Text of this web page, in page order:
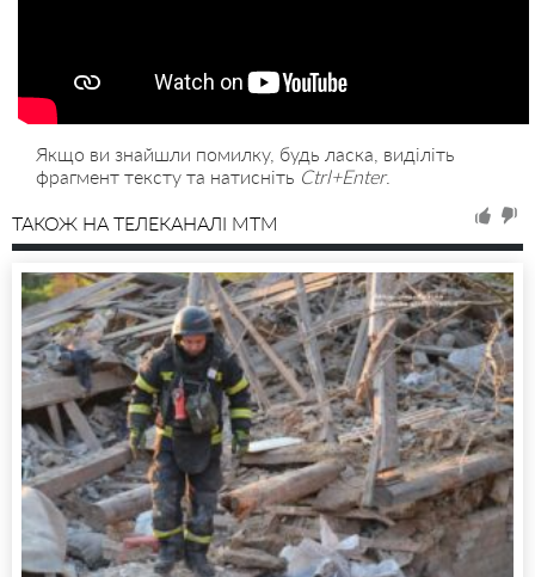
Якщо ви знайшли помилку, будь ласка, виділіть
фрагмент тексту та натисніть Ctrl+Enter.
ТАКОЖ НА ТЕЛЕКАНАЛІ MTM